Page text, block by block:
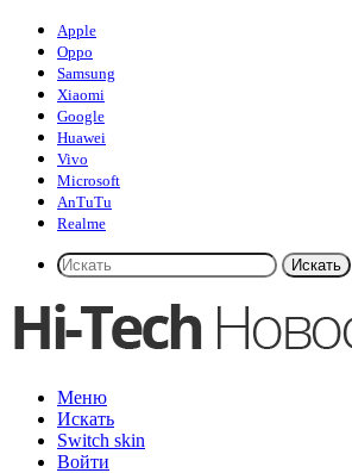
Apple
Oppo
Samsung
Xiaomi
Google
Huawei
Vivo
Microsoft
AnTuTu
Realme
Искать
Меню
Искать
Switch skin
Войти